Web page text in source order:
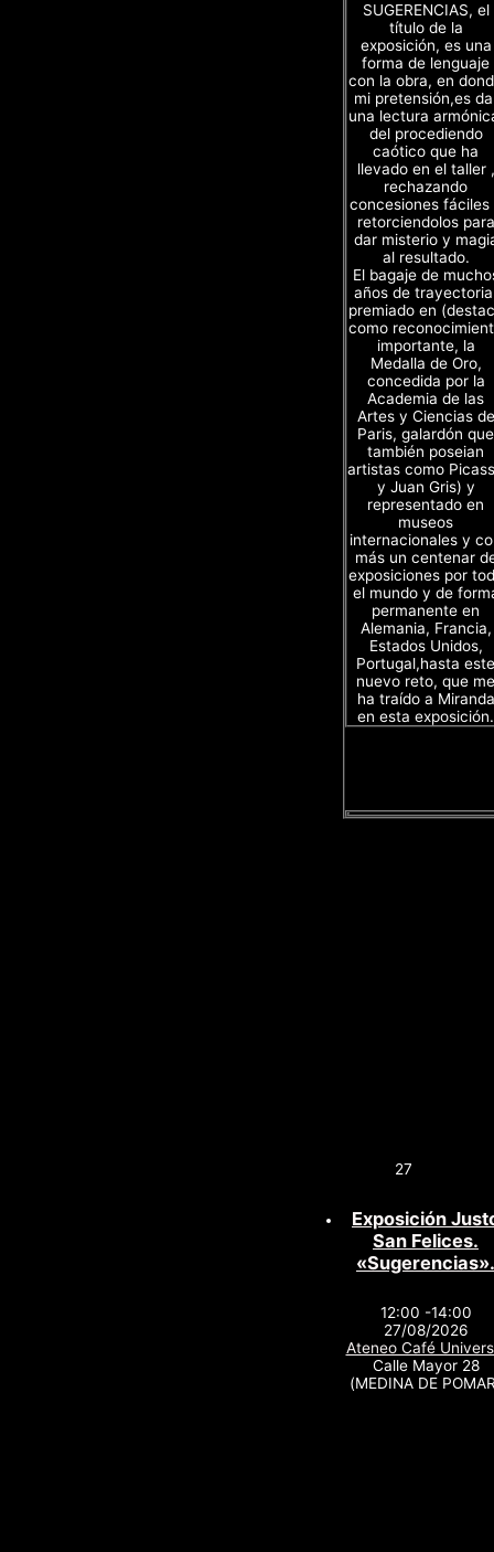
SUGERENCIAS, el
título de la
exposición, es una
forma de lenguaje
con la obra, en
mi pretensión,es
una lectura
del procediendo
caótico que ha
llevado en el taller ,
rechazando
concesiones fáciles
retorciendolos para
dar misterio y
al resultado.
El bagaje de
años de
premiado en
como
importante, la
Medalla de Oro,
concedida por la
Academia de las
Artes y Ciencias de
Paris, galardón que
también poseian
artistas como
y Juan Gris) y
representado en
museos
internacionales y
más un centenar
exposiciones por
el mundo y de
permanente en
Alemania, Francia,
Estados Unidos,
Portugal,hasta este
nuevo reto, que me
ha traído a Miranda
en esta exposición.
27
Exposición
San Felices.
«Sugerencias».
12:00 -14:00
27/08/2026
Ateneo Café
Calle Mayor 28
(MEDINA DE